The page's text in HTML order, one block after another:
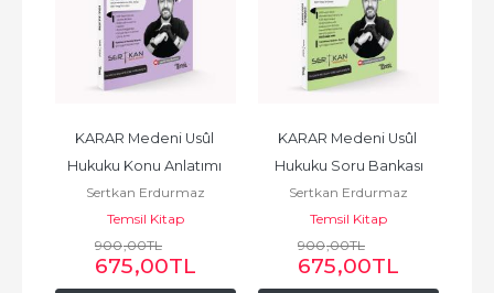
KARAR Medeni Usûl
Hukuku Konu Anlatımı
Kitabı
Sertkan Erdurmaz
Temsil Kitap
900,00TL
675,00TL
KARAR Medeni Usûl
Hukuku Soru Bankası
Sertkan Erdurmaz
Temsil Kitap
900,00TL
675,00TL